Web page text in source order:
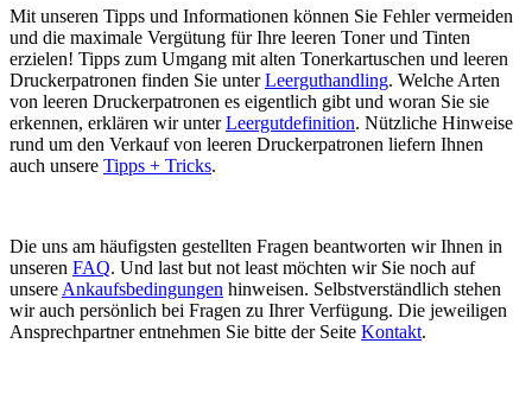
Mit unseren Tipps und Informationen können Sie Fehler vermeiden
und die maximale Vergütung für Ihre leeren Toner und Tinten
erzielen! Tipps zum Umgang mit alten Tonerkartuschen und leeren
Druckerpatronen finden Sie unterLeerguthandling. Welche Arten
von leeren Druckerpatronen es eigentlich gibt und woran Sie sie
erkennen, erklären wir unterLeergutdefinition. Nützliche Hinweise
rund um den Verkauf von leeren Druckerpatronen liefern Ihnen
auch unsere Tipps + Tricks.
Die uns am häufigsten gestellten Fragen beantworten wir Ihnen in
unseren FAQ. Und last but not least möchten wir Sie noch auf
unsere Ankaufsbedingungen hinweisen. Selbstverständlich stehen
wir auch persönlich bei Fragen zu Ihrer Verfügung. Die jeweiligen
Ansprechpartner entnehmen Sie bitte der Seite Kontakt.